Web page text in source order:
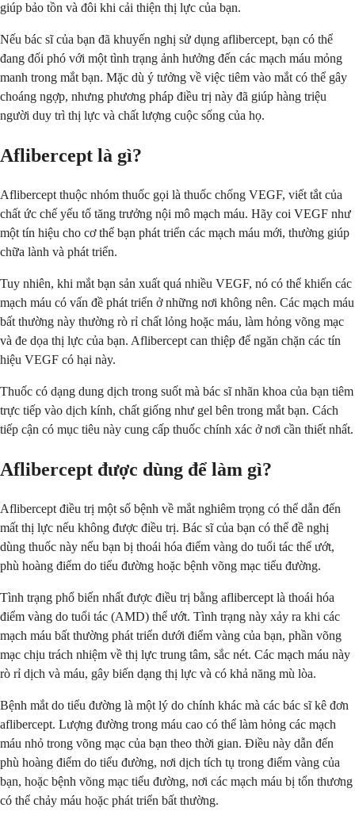
giúp bảo tồn và đôi khi cải thiện thị lực của bạn.
Nếu bác sĩ của bạn đã khuyến nghị sử dụng aflibercept, bạn có thể
đang đối phó với một tình trạng ảnh hưởng đến các mạch máu mỏng
manh trong mắt bạn. Mặc dù ý tưởng về việc tiêm vào mắt có thể gây
choáng ngợp, nhưng phương pháp điều trị này đã giúp hàng triệu
người duy trì thị lực và chất lượng cuộc sống của họ.
Aflibercept là gì?
Aflibercept thuộc nhóm thuốc gọi là thuốc chống VEGF, viết tắt của
chất ức chế yếu tố tăng trưởng nội mô mạch máu. Hãy coi VEGF như
một tín hiệu cho cơ thể bạn phát triển các mạch máu mới, thường giúp
chữa lành và phát triển.
Tuy nhiên, khi mắt bạn sản xuất quá nhiều VEGF, nó có thể khiến các
mạch máu có vấn đề phát triển ở những nơi không nên. Các mạch máu
bất thường này thường rò rỉ chất lỏng hoặc máu, làm hỏng võng mạc
và đe dọa thị lực của bạn. Aflibercept can thiệp để ngăn chặn các tín
hiệu VEGF có hại này.
Thuốc có dạng dung dịch trong suốt mà bác sĩ nhãn khoa của bạn tiêm
trực tiếp vào dịch kính, chất giống như gel bên trong mắt bạn. Cách
tiếp cận có mục tiêu này cung cấp thuốc chính xác ở nơi cần thiết nhất.
Aflibercept được dùng để làm gì?
Aflibercept điều trị một số bệnh về mắt nghiêm trọng có thể dẫn đến
mất thị lực nếu không được điều trị. Bác sĩ của bạn có thể đề nghị
dùng thuốc này nếu bạn bị thoái hóa điểm vàng do tuổi tác thể ướt,
phù hoàng điểm do tiểu đường hoặc bệnh võng mạc tiểu đường.
Tình trạng phổ biến nhất được điều trị bằng aflibercept là thoái hóa
điểm vàng do tuổi tác (AMD) thể ướt. Tình trạng này xảy ra khi các
mạch máu bất thường phát triển dưới điểm vàng của bạn, phần võng
mạc chịu trách nhiệm về thị lực trung tâm, sắc nét. Các mạch máu này
rò rỉ dịch và máu, gây biến dạng thị lực và có khả năng mù lòa.
Bệnh mắt do tiểu đường là một lý do chính khác mà các bác sĩ kê đơn
aflibercept. Lượng đường trong máu cao có thể làm hỏng các mạch
máu nhỏ trong võng mạc của bạn theo thời gian. Điều này dẫn đến
phù hoàng điểm do tiểu đường, nơi dịch tích tụ trong điểm vàng của
bạn, hoặc bệnh võng mạc tiểu đường, nơi các mạch máu bị tổn thương
có thể chảy máu hoặc phát triển bất thường.